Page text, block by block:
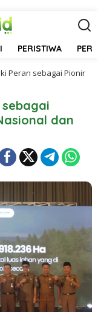
PERISTIWA
Peran sebagai Pionir
dan